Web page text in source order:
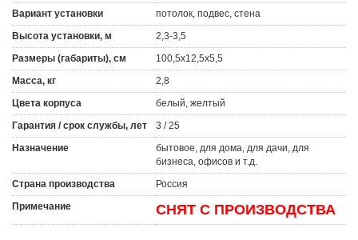
Вариант установки
потолок, подвес, стена
Высота установки, м
2,3-3,5
Размеры (габариты), см
100,5x12,5x5,5
Масса, кг
2,8
Цвета корпуса
белый, желтый
Гарантия / срок службы, лет
3 / 25
Назначение
бытовое, для дома, для дачи, для
бизнеса, офисов и т.д.
Страна производства
Россия
Примечание
СНЯТ С ПРОИЗВОДСТВА